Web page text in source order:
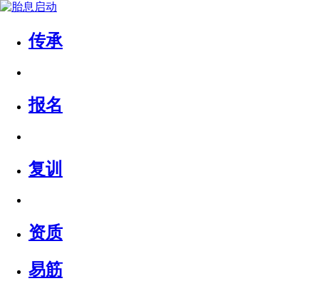
传承
报名
复训
资质
易筋